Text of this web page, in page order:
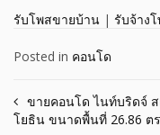
รับโพสขายบ้าน | รับจ้าง
Posted in คอนโด
Post
ขายคอนโด ไนท์บริดจ์
โยธิน ขนาดพื้นที่ 26.86 ต